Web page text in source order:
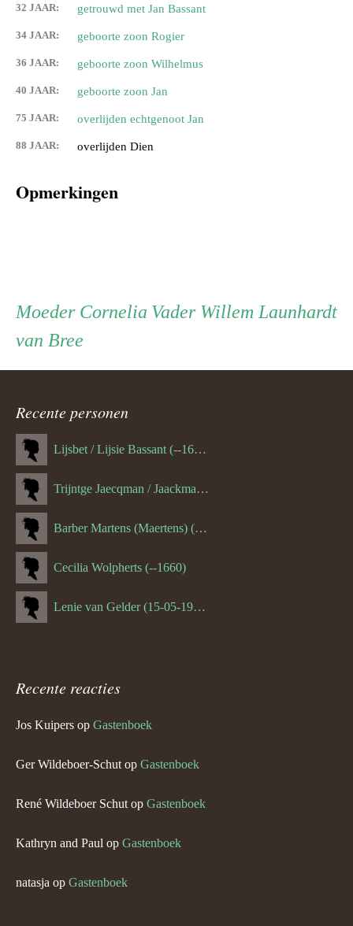
32 JAAR: getrouwd met Jan Bassant
34 JAAR: geboorte zoon Rogier
36 JAAR: geboorte zoon Wilhelmus
40 JAAR: geboorte zoon Jan
75 JAAR: overlijden echtgenoot Jan
88 JAAR: overlijden Dien
Opmerkingen
Persoon
ouder
navigatie
Vader Vader
Willem Launhardt
Moeder Moeder
Cornelia
van Bree
Recente personen
Lijsbet / Lijsie Bassant (--1687)
Trijntge Jaecqman / Jaackman (--1651)
Barber Martens (Maertens) (--1658)
Cecilia Wolpherts (--1660)
Lenie van Gelder (15-05-1970)
Recente reacties
Jos Kuipers op Gastenboek
Ger Wildeboer-Schut op Gastenboek
René Wildeboer Schut op Gastenboek
Kathryn and Paul op Gastenboek
natasja op Gastenboek